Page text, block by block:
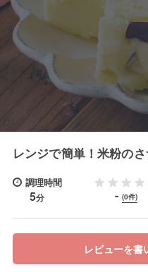
レンジで簡単！米粉の
調理時間
5分 - (0件)
レビューを書